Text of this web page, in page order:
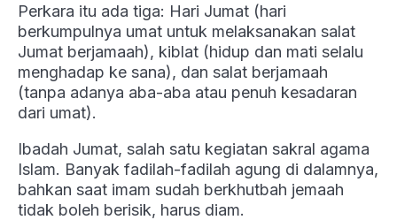
Perkara itu ada tiga: Hari Jumat (hari
berkumpulnya umat untuk melaksanakan salat
Jumat berjamaah), kiblat (hidup dan mati selalu
menghadap ke sana), dan salat berjamaah
(tanpa adanya aba-aba atau penuh kesadaran
dari umat).
Ibadah Jumat, salah satu kegiatan sakral agama
Islam. Banyak fadilah-fadilah agung di dalamnya,
bahkan saat imam sudah berkhutbah jemaah
tidak boleh berisik, harus diam.